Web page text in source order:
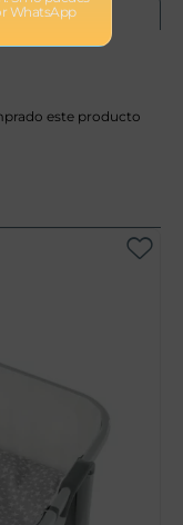
este producto
WhatsApp